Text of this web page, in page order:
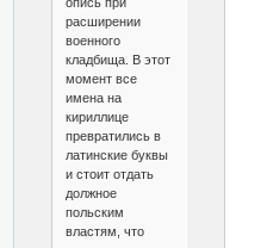
опись при
расширении
военного
кладбища. В этот
момент все
имена на
кириллице
превратились в
латинские буквы
и стоит отдать
должное
польским
властям, что